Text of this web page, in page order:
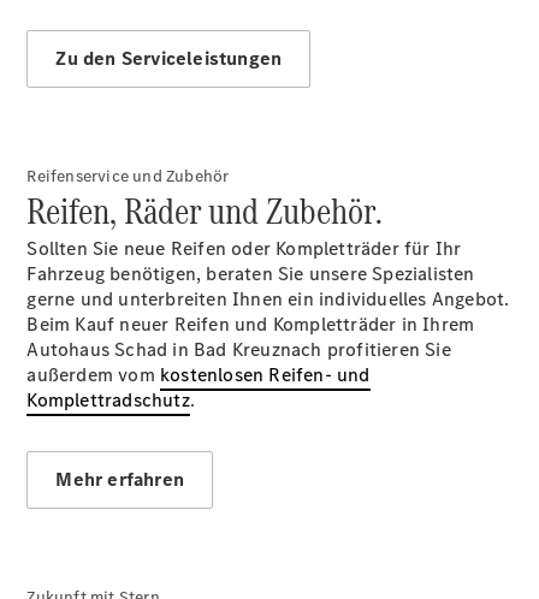
Rückrufe &
Umrüstungen
Warnung: Betrug
Reisemobile
Gebrauchtwagen
Ihre
Gebrauchtwagenspezialisten
Extras
Zu den Serviceleistungen
Reifenservice und Zubehör
Reifen, Räder und Zubehör.
Sollten Sie neue Reifen oder Kompletträder für Ihr
Fahrzeug benötigen, beraten Sie unsere Spezialisten
gerne und unterbreiten Ihnen ein individuelles Angebot.
Beim Kauf neuer Reifen und Kompletträder in Ihrem
Autohaus Schad in Bad Kreuznach profitieren Sie
außerdem vom kostenlosen Reifen- und
Komplettradschutz.
Mehr erfahren